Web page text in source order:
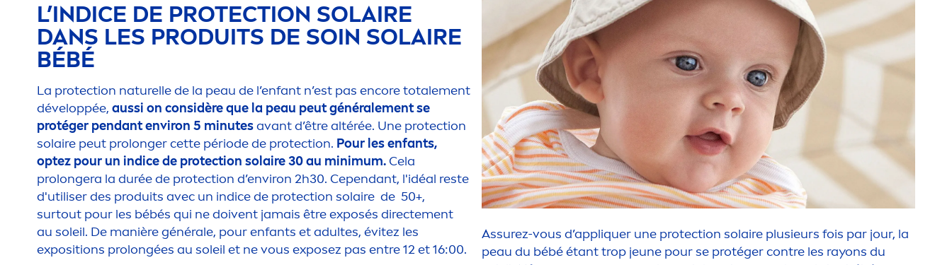
L’INDICE DE PROTECTION SOLAIRE
DANS LES PRODUITS DE SOIN SOLAIRE
BÉBÉ
La protection naturelle de la peau de l’enfant n’est pas encore totalement
développée, aussi on considère que la peau peut généralement se
protéger pendant environ 5 minutesavant d’être altérée. Une protection
solaire peut prolonger cette période de protection. Pour les enfants,
optez pour un indice de protection solaire 30 au minimum. Cela
prolongera la durée de protection d’environ 2h30. Cependant, l'idéal reste
d'utiliser des produits avec un indice de protection solaire de 50+,
surtout pour les bébés qui ne doivent jamais être exposés directement
au soleil. De manière générale, pour enfants et adultes, évitez les
expositions prolongées au soleil et ne vous exposez pas entre 12 et 16:00.
Assurez-vous d’appliquer une protection solaire plusieurs fois par jour, la
peau du bébé étant trop jeune pour se protéger contre les rayons du